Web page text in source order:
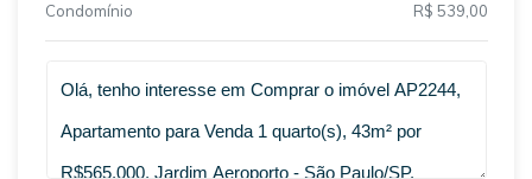
Condomínio
R$ 539,00